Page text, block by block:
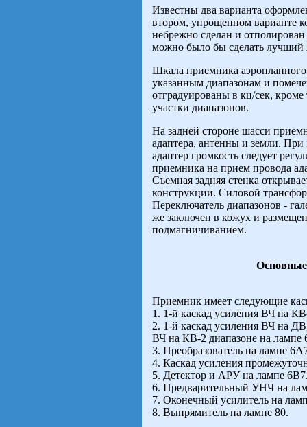
Известны два варианта
втором, упрощенном варианте
небрежно сделан и
можно было бы сделать
Шкала приемника
указанным диапазонам и
отградуированы в кц/сек,
участки диапазонов.
На задней стороне шасси
адаптера, антенны и земли.
адаптер громкость следует
приемника на прием провода
Съемная задняя стенка
конструкции. Силовой
Переключатель диапазонов -
же заключен в кожух и
подмагничиванием.
Основные
Приемник имеет следующие
1. 1-й каскад усиления ВЧ на
2. 1-й каскад усиления ВЧ на
ВЧ на КВ-2 диапазоне на лампе
3. Преобразователь на лампе
4. Каскад усиления
5. Детектор и АРУ на лампе
6. Предварительный УНЧ на
7. Оконечный усилитель на
8. Выпрямитель на лампе 80.